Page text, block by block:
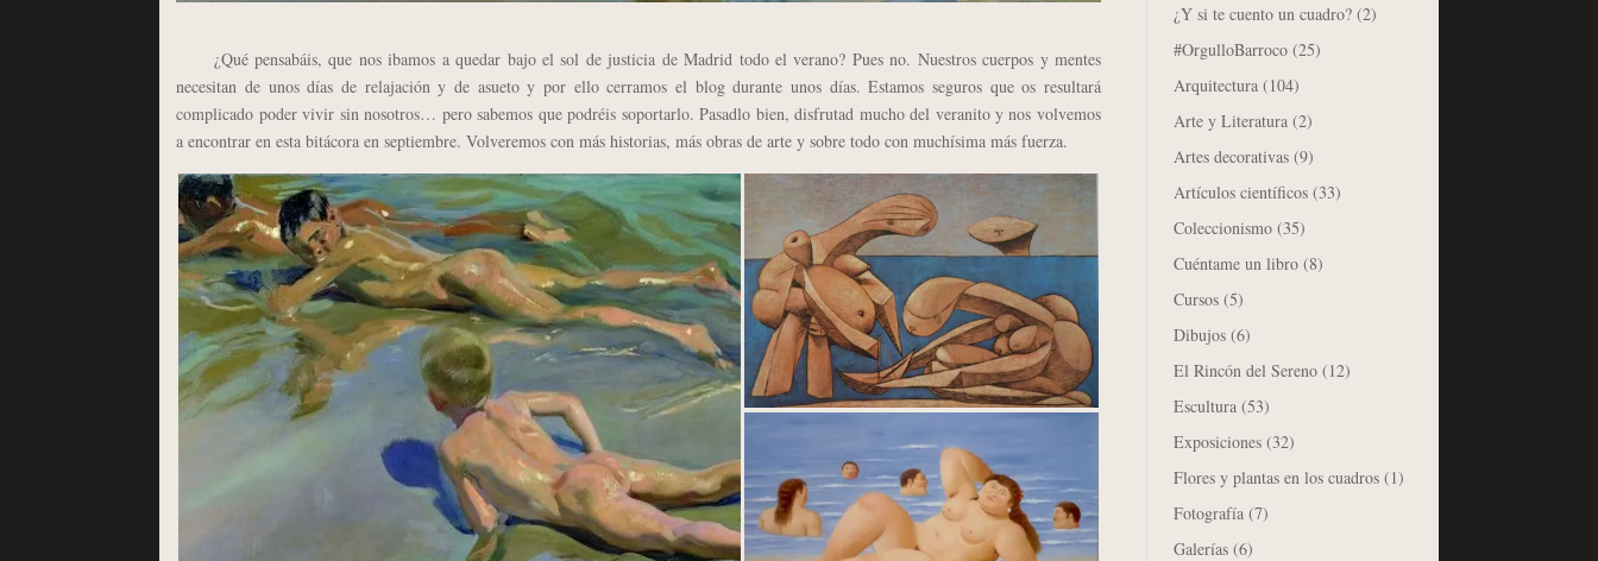
¿Qué pensabáis, que nos ibamos a quedar bajo el sol de justicia de Madrid todo el verano? Pues no. Nuestros cuerpos y mentes
necesitan de unos días de relajación y de asueto y por ello cerramos el blog durante unos días. Estamos seguros que os resultará
complicado poder vivir sin nosotros… pero sabemos que podréis soportarlo. Pasadlo bien, disfrutad mucho del veranito y nos volvemos
a encontrar en esta bitácora en septiembre. Volveremos con más historias, más obras de arte y sobre todo con muchísima más fuerza.
¿Y si te cuento un cuadro? (2)
#OrgulloBarroco (25)
Arquitectura (104)
Arte y Literatura (2)
Artes decorativas (9)
Artículos científicos (33)
Coleccionismo (35)
Cuéntame un libro (8)
Cursos (5)
Dibujos (6)
El Rincón del Sereno (12)
Escultura (53)
Exposiciones (32)
Flores y plantas en los cuadros (1)
Fotografía (7)
Galerías (6)